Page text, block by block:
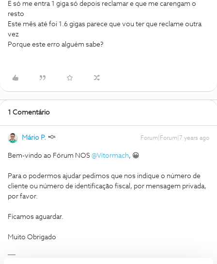
E só me entra 1 giga só depois reclamar e que me carengam o
resto
Este mês até foi 1.6 gigas parece que vou ter que reclame outra
vez
Porque este erro alguém sabe?
1 Comentário
Mário P. Forum|Forum|7 years ago
Bem-vindo ao Fórum NOS @Vítormach, 😀
Para o podermos ajudar pedimos que nos indique o número de
cliente ou número de identificação fiscal, por mensagem privada,
por favor.
Ficamos aguardar.
Muito Obrigado